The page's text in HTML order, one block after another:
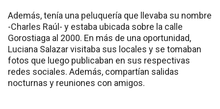
Además, tenía una peluquería que llevaba su nombre
-Charles Raúl- y estaba ubicada sobre la calle
Gorostiaga al 2000. En más de una oportunidad,
Luciana Salazar visitaba sus locales y se tomaban
fotos que luego publicaban en sus respectivas
redes sociales. Además, compartían salidas
nocturnas y reuniones con amigos.